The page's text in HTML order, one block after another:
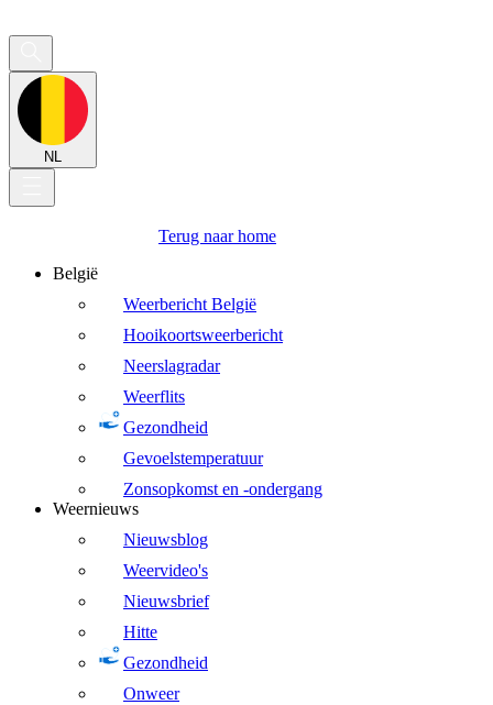
NL
Terug naar home
België
Weerbericht België
Hooikoortsweerbericht
Neerslagradar
Weerflits
Gezondheid
Gevoelstemperatuur
Zonsopkomst en -ondergang
Weernieuws
Nieuwsblog
Weervideo's
Nieuwsbrief
Hitte
Gezondheid
Onweer